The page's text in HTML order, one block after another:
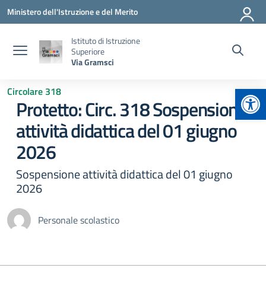
Vai ai contenuti
Vai al menu di navigazione
Vai al footer
Ministero dell'Istruzione e del Merito
Istituto di Istruzione
Superiore
Via Gramsci
Circolare 318
Protetto: Circ. 318 Sospensione
attività didattica del 01 giugno
2026
Sospensione attività didattica del 01 giugno
2026
Personale scolastico